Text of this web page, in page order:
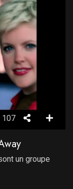
107
un groupe